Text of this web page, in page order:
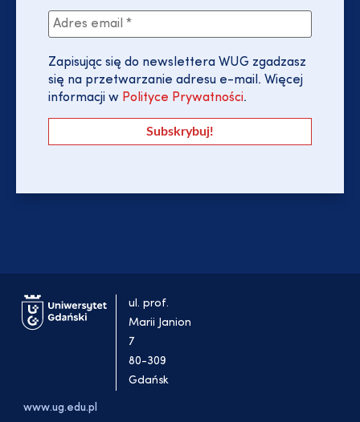
Zapisując się do newslettera WUG zgadzasz
się na przetwarzanie adresu e-mail. Więcej
informacji w Polityce Prywatności.
ul. prof.
Marii Janion
7
80-309
Gdańsk
www.ug.edu.pl